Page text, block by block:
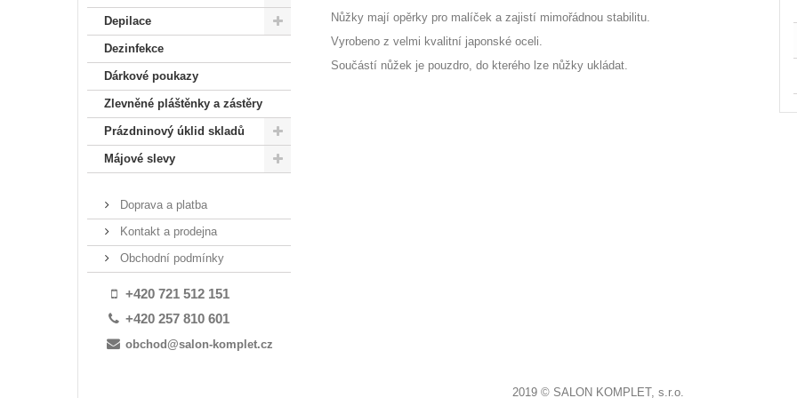
Depilace
Dezinfekce
Dárkové poukazy
Zlevněné pláštěnky a zástěry
Prázdninový úklid skladů
Májové slevy
Doprava a platba
Kontakt a prodejna
Obchodní podmínky
+420 721 512 151
+420 257 810 601
obchod@salon-komplet.cz
Nůžky mají opěrky pro malíček a zajistí mimořádnou stabilitu.
Vyrobeno z velmi kvalitní japonské oceli.
Součástí nůžek je pouzdro, do kterého lze nůžky ukládat.
2019 © SALON KOMPLET, s.r.o.